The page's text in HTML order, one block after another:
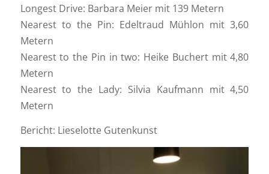
Longest Drive: Barbara Meier mit 139 Metern
Nearest to the Pin: Edeltraud Mühlon mit 3,60
Metern
Nearest to the Pin in two: Heike Buchert mit 4,80
Metern
Nearest to the Lady: Silvia Kaufmann mit 4,50
Metern
Bericht: Lieselotte Gutenkunst